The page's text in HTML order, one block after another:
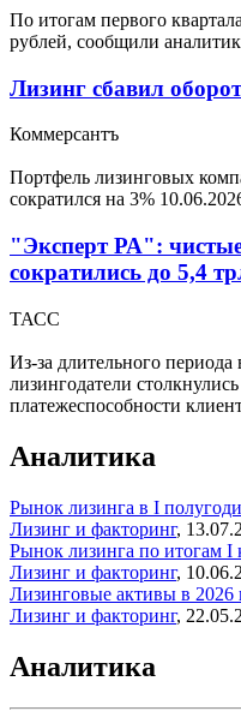
По итогам первого
рублей, сообщили
Лизинг сбавил
Коммерсантъ
Портфель лизинговых
сократился на 3%
"Эксперт РА":
сократились до 5,4
ТАСС
Из-за длительного
лизингодатели
платежеспособности
Аналитика
Рынок лизинга в I
Лизинг и факторинг,
Рынок лизинга по итогам I
Лизинг и факторинг,
Лизинговые активы в 2026
Лизинг и факторинг,
Аналитика